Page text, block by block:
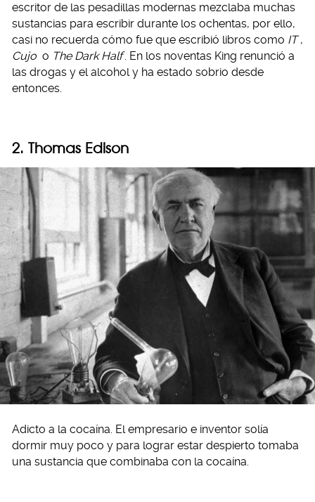
escritor de las pesadillas modernas mezclaba muchas
sustancias para escribir durante los ochentas, por ello,
casi no recuerda cómo fue que escribió libros como IT ,
Cujo o The Dark Half. En los noventas King renunció a
las drogas y el alcohol y ha estado sobrio desde
entonces.
2. Thomas Edison
Adicto a la cocaína. El empresario e inventor solía
dormir muy poco y para lograr estar despierto tomaba
una sustancia que combinaba con la cocaína.